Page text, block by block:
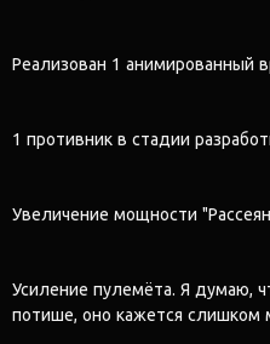
Реализован 1 анимированный
1 противник в стадии
Увеличение мощности
Усиление пулемёта. Я думаю,
потише, оно кажется